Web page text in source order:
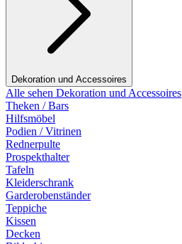
Dekoration und Accessoires
Alle sehen Dekoration und Accessoires
Theken / Bars
Hilfsmöbel
Podien / Vitrinen
Rednerpulte
Prospekthalter
Tafeln
Kleiderschrank
Garderobenständer
Teppiche
Kissen
Decken